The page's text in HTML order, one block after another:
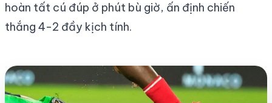
hoàn tất cú đúp ở phút bù giờ, ấn định chiến
thắng 4-2 đầy kịch tính.